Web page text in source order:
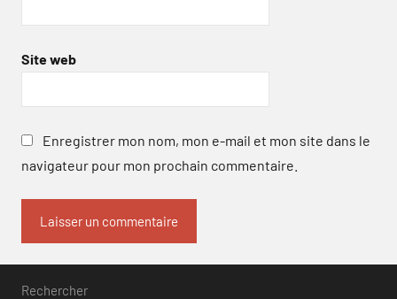
Site web
Enregistrer mon nom, mon e-mail et mon site dans le
navigateur pour mon prochain commentaire.
Rechercher